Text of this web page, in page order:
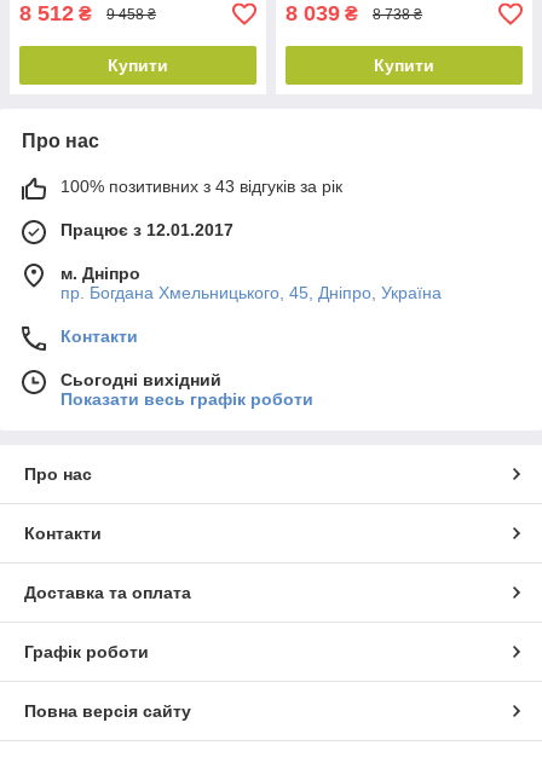
8 512 ₴ 9 458 ₴
Купити
8 039 ₴ 8 738 ₴
Купити
Про нас
100% позитивних з 43 відгуків за рік
Працює з 12.01.2017
м. Дніпро
пр. Богдана Хмельницького, 45, Дніпро, Україна
Контакти
Сьогодні вихідний
Показати весь графік роботи
Про нас
Контакти
Доставка та оплата
Графік роботи
Повна версія сайту